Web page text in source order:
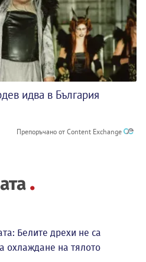
идва в България
Препоръчано от Content Exchange
Белите дрехи не са
охлаждане на тялото